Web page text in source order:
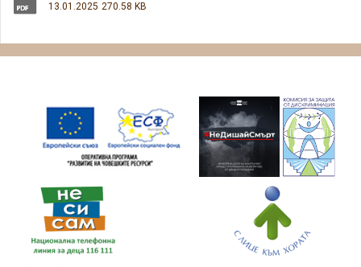
13.01.2025 270.58 KB